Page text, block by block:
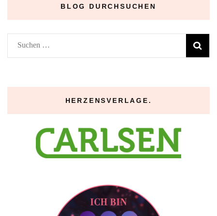
BLOG DURCHSUCHEN
Suchen
nach:
HERZENSVERLAGE.